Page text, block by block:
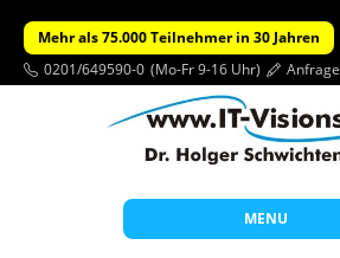
Mehr als 75.000 Teilnehmer in 30 Jahren
0201/649590-0 (Mo-Fr 9-16 Uhr) Anfrage
MENU